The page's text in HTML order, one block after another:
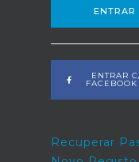
ENTRAR
ENTRAR
FACEBOOK
Recuperar